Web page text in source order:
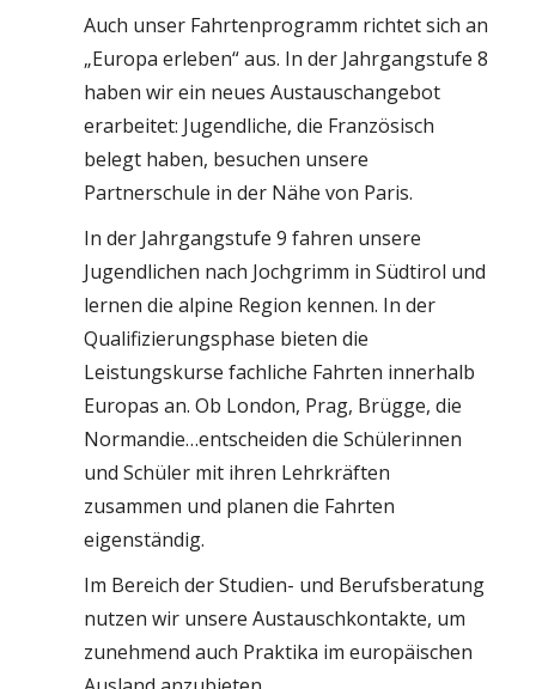
Auch unser Fahrtenprogramm richtet sich an
„Europa erleben“ aus. In der Jahrgangstufe 8
haben wir ein neues Austauschangebot
erarbeitet: Jugendliche, die Französisch
belegt haben, besuchen unsere
Partnerschule in der Nähe von Paris.
In der Jahrgangstufe 9 fahren unsere
Jugendlichen nach Jochgrimm in Südtirol und
lernen die alpine Region kennen. In der
Qualifizierungsphase bieten die
Leistungskurse fachliche Fahrten innerhalb
Europas an. Ob London, Prag, Brügge, die
Normandie…entscheiden die Schülerinnen
und Schüler mit ihren Lehrkräften
zusammen und planen die Fahrten
eigenständig.
Im Bereich der Studien- und Berufsberatung
nutzen wir unsere Austauschkontakte, um
zunehmend auch Praktika im europäischen